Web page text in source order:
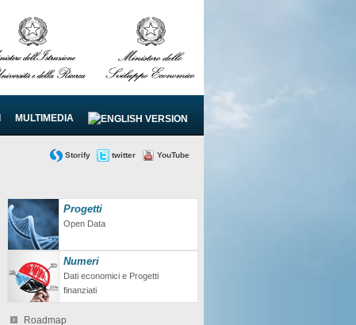
MULTIMEDIA
Storify twitter YouTube
Progetti
Open Data
Numeri
Dati economici e Progetti
finanziati
Roadmap